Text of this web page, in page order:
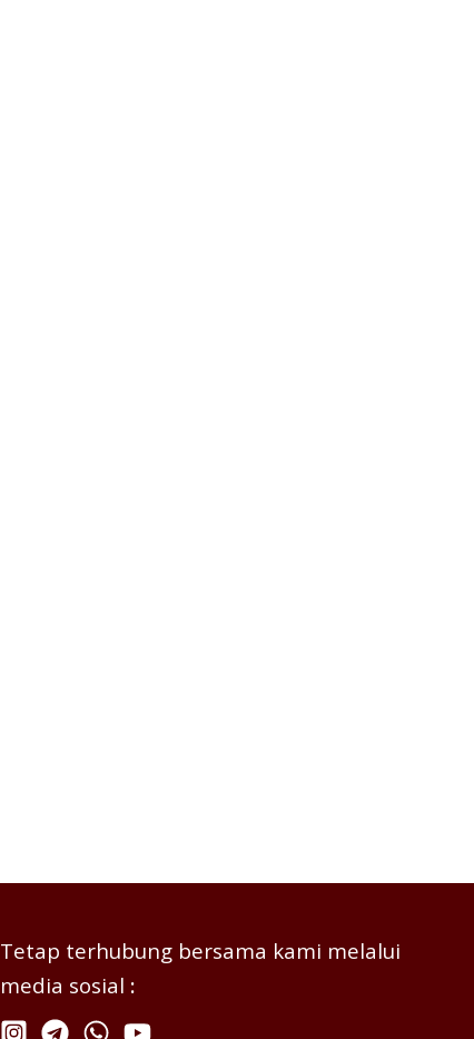
Tetap terhubung bersama kami melalui
media sosial :